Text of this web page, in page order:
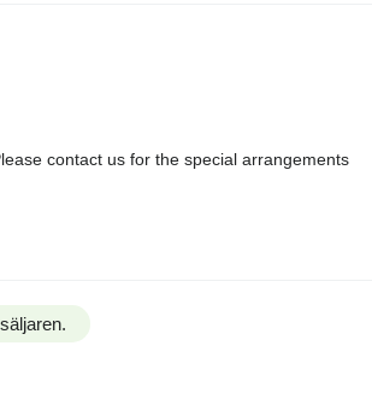
contact us for the special arrangements